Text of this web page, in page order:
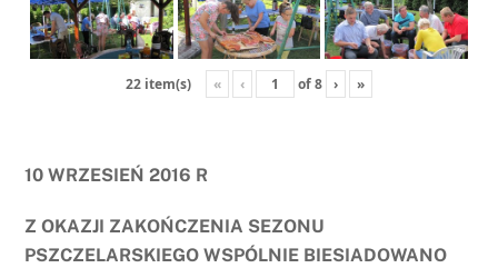
22 item(s) « ‹ of8 › »
10 WRZESIEŃ 2016 R
Z OKAZJI ZAKOŃCZENIA SEZONU
PSZCZELARSKIEGO WSPÓLNIE BIESIADOWANO